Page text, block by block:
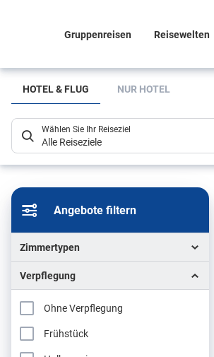
Gruppenreisen Reisewelten
Suchlistenseite
HOTEL & FLUG NUR HOTEL
Wählen Sie Ihr Reiseziel
Alle Reiseziele
Angebote filtern
Zimmertypen
Verpflegung
Ohne Verpflegung
Frühstück